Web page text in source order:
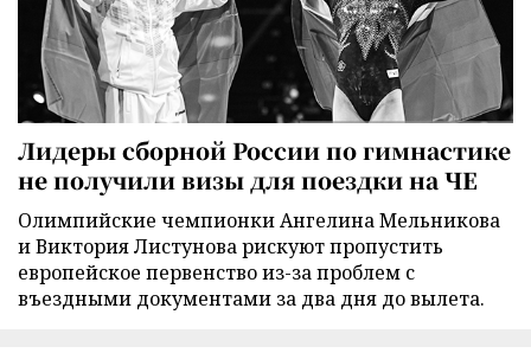
Лидеры сборной России по гимнастике
не получили визы для поездки на ЧЕ
Олимпийские чемпионки Ангелина Мельникова
и Виктория Листунова рискуют пропустить
европейское первенство из-за проблем с
въездными документами за два дня до вылета.